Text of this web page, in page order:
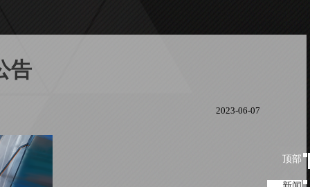
顶
顶部
告
2023-06-07